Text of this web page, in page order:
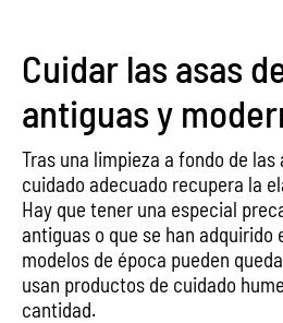
Cuidar las asas
antiguas y
Tras una limpieza a fondo de las
cuidado adecuado recupera la
Hay que tener una especial
antiguas o que se han adquirido
modelos de época pueden
usan productos de cuidado
cantidad.